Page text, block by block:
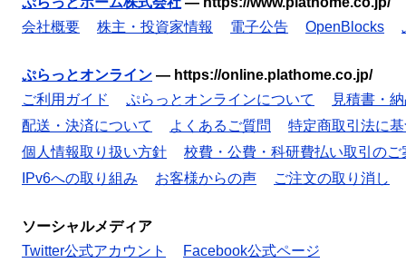
会社概要
株主・投資家情報 電子公告 OpenBlocks
ぷらっとオンライン — https://online.plathome.co.jp/
ご利用ガイド
ぷらっとオンラインについて
見積書・
配送・決済について
よくあるご質問
特定商取引法に
個人情報取り扱い方針
校費・公費・科研費払い取引のご
IPv6への取り組み
お客様からの声 ご注文の取り消し
ソーシャルメディア
Twitter公式アカウント
Facebook公式ページ